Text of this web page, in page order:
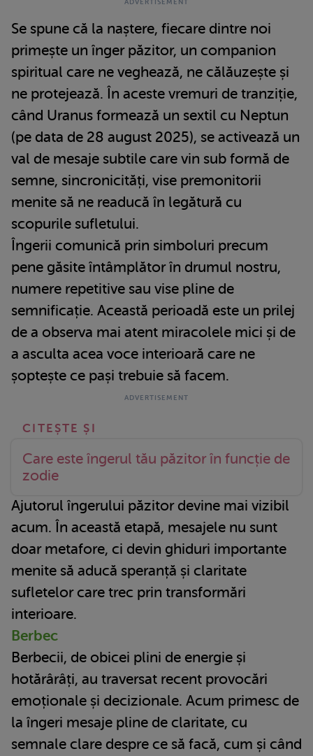
Se spune că la naștere, fiecare dintre noi
primește un înger păzitor, un companion
spiritual care ne veghează, ne călăuzește și
ne protejează. În aceste vremuri de tranziție,
când Uranus formează un sextil cu Neptun
(pe data de 28 august 2025), se activează un
val de mesaje subtile care vin sub formă de
semne, sincronicități, vise premonitorii
menite să ne readucă în legătură cu
scopurile sufletului.
Îngerii comunică prin simboluri precum
pene găsite întâmplător în drumul nostru,
numere repetitive sau vise pline de
semnificație. Această perioadă este un prilej
de a observa mai atent miracolele mici și de
a asculta acea voce interioară care ne
șoptește ce pași trebuie să facem.
Care este îngerul tău păzitor în funcție de
zodie
Ajutorul îngerului păzitor devine mai vizibil
acum. În această etapă, mesajele nu sunt
doar metafore, ci devin ghiduri importante
menite să aducă speranță și claritate
sufletelor care trec prin transformări
interioare.
Berbec
Berbecii, de obicei plini de energie și
hotărârâți, au traversat recent provocări
emoționale și decizionale. Acum primesc de
la îngeri mesaje pline de claritate, cu
semnale clare despre ce să facă, cum și când